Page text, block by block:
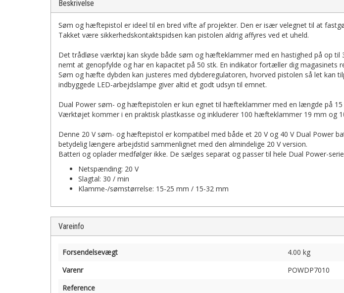
Beskrivelse
Søm og hæftepistol er ideel til en bred vifte af projekter. Den er især velegnet til at
Takket være sikkerhedskontaktspidsen kan pistolen aldrig affyres ved et uheld.
Det trådløse værktøj kan skyde både søm og hæfteklammer med en hastighed på op til
nemt at genopfylde og har en kapacitet på 50 stk. En indikator fortæller dig magasinets
Søm og hæfte dybden kan justeres med dybderegulatoren, hvorved pistolen så let kan
indbyggede LED-arbejdslampe giver altid et godt udsyn til emnet.
Dual Power søm- og hæftepistolen er kun egnet til hæfteklammer med en længde på
Værktøjet kommer i en praktisk plastkasse og inkluderer 100 hæfteklammer 19 mm og
Denne 20 V søm- og hæftepistol er kompatibel med både et 20 V og 40 V Dual Power
betydelig længere arbejdstid sammenlignet med den almindelige 20 V version.
Batteri og oplader medfølger ikke. De sælges separat og passer til hele Dual Power-
Netspænding: 20 V
Slagtal: 30 / min
Klamme-/sømstørrelse: 15-25 mm / 15-32 mm
Vareinfo
Forsendelsevægt
4.00 kg
Varenr
POWDP7010
Reference